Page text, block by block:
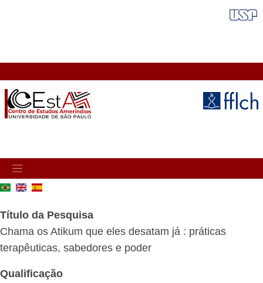
MAIN
NAVIGATION
Título da Pesquisa
Chama os Atikum que eles desatam já : práticas
terapêuticas, sabedores e poder
Qualificação